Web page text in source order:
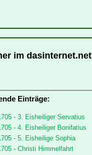
im
Einträge:
- 3. Eisheiliger Servatius
- 4. Eisheiliger Bonifatius
- 5. Eisheilige Sophia
- Christi Himmelfahrt